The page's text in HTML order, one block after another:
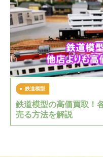
鉄道模型
鉄道模型の高価買取！
売る方法を解説